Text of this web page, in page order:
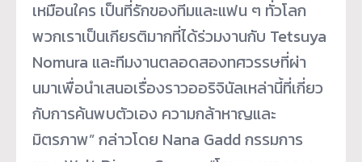
เหมือนใคร เป็นที่รักของทีมและแฟน ๆ ทั่วโลก
พวกเราเป็นเกียรติมากที่ได้ร่วมงานกับ Tetsuya
Nomura และทีมงานตลอดสองทศวรรษที่ผ่า
นมาเพื่อนำเสนอเรื่องราวออริจินัลเหล่านี้ที่เกี่ยว
กับการค้นพบตัวเอง ความกล้าหาญและ
มิตรภาพ” กล่าวโดย Nana Gadd กรรมการ